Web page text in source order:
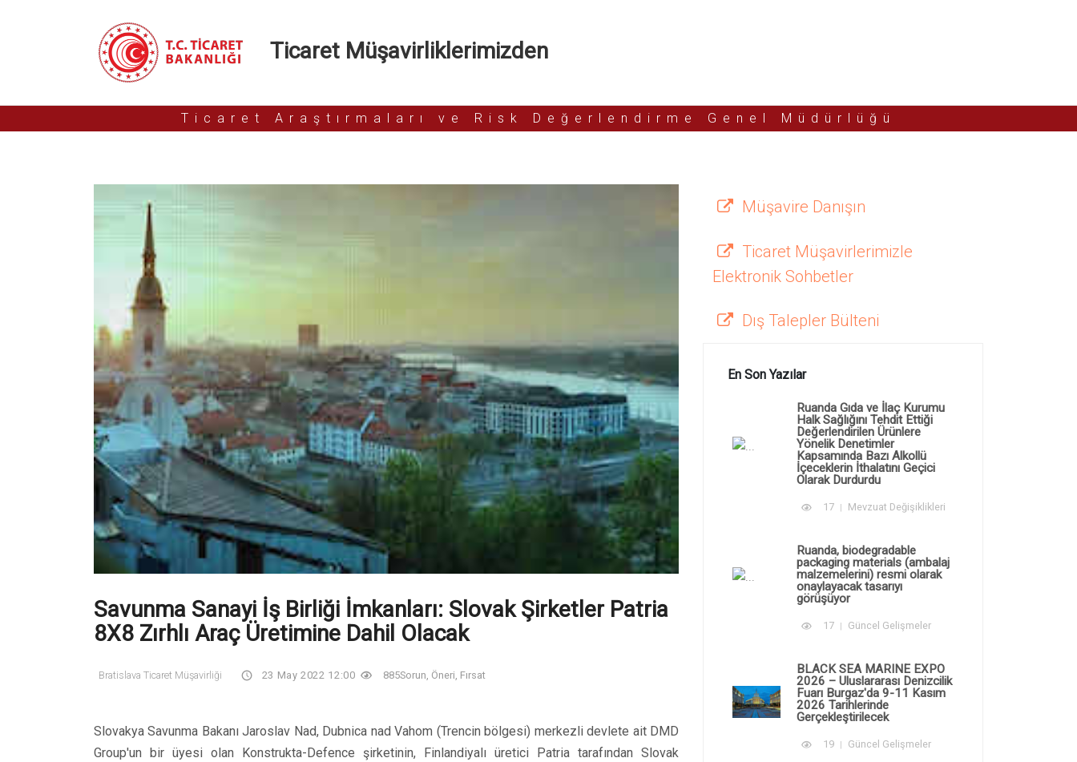
Ticaret Müşavirliklerimizden
Ticaret Araştırmaları ve Risk Değerlendirme Genel Müdürlüğü
Savunma Sanayi İş Birliği İmkanları: Slovak Şirketler Patria
8X8 Zırhlı Araç Üretimine Dahil Olacak
Bratislava Ticaret Müşavirliği 23 May 2022 12:00 885Sorun, Öneri, Fırsat
Slovakya Savunma Bakanı Jaroslav Nad, Dubnica nad Vahom (Trencin bölgesi) merkezli devlete ait DMD
Group'un bir üyesi olan Konstrukta-Defence şirketinin, Finlandiyalı üretici Patria tarafından Slovak
Müşavire Danışın
Ticaret Müşavirlerimizle
Elektronik Sohbetler
Dış Talepler Bülteni
En Son Yazılar
Ruanda Gıda ve İlaç Kurumu
Halk Sağlığını Tehdit Ettiği
Değerlendirilen Ürünlere
Yönelik Denetimler
Kapsamında Bazı Alkollü
İçeceklerin İthalatını Geçici
Olarak Durdurdu
17 Mevzuat Değişiklikleri
Ruanda, biodegradable
packaging materials (ambalaj
malzemelerini) resmi olarak
onaylayacak tasarıyı
görüşüyor
17 Güncel Gelişmeler
BLACK SEA MARINE EXPO
2026 – Uluslararası Denizcilik
Fuarı Burgaz'da 9-11 Kasım
2026 Tarihlerinde
Gerçekleştirilecek
19 Güncel Gelişmeler